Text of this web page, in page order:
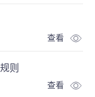
查看
则
查看